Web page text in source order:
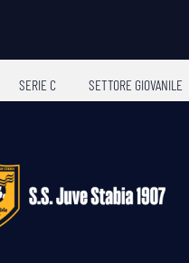
SERIE C SETTORE GIOVANILE